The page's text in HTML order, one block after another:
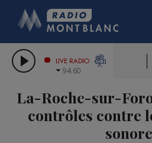
LES CHRONIQUES
CITIZEN
GRAND MASSIF
BIGARD
COMPAGNIE DU
LIVE RADIO
94.60
La-Roche-sur-
contrôles contre